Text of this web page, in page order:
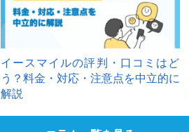
イースマイルの評判・口コミはど
う？料金・対応・注意点を中立的に
解説